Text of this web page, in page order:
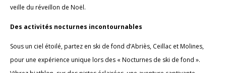
veille du réveillon de Noël.
Des activités nocturnes incontournables
Sous un ciel étoilé, partez en ski de fond d’Abriès, Ceillac et Molines,
pour une expérience unique lors des « Nocturnes de ski de fond ».